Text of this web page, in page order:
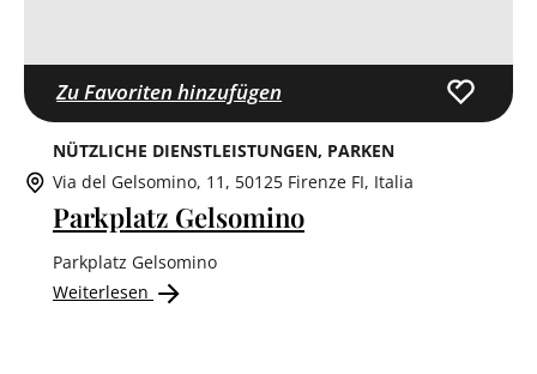
Zu Favoriten hinzufügen
NÜTZLICHE DIENSTLEISTUNGEN PARKEN
Via del Gelsomino, 11, 50125 Firenze FI, Italia
Parkplatz Gelsomino
Parkplatz Gelsomino
Weiterlesen